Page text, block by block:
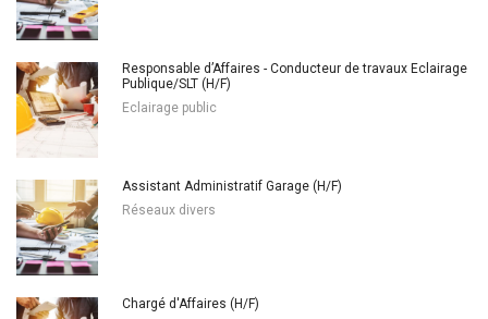
Responsable d’Affaires - Conducteur de travaux Eclairage
Publique/SLT (H/F)
Eclairage public
Assistant Administratif Garage (H/F)
Réseaux divers
Chargé d'Affaires (H/F)